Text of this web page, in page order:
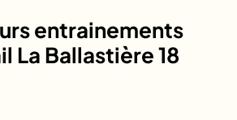
entrainements
La Ballastière 18